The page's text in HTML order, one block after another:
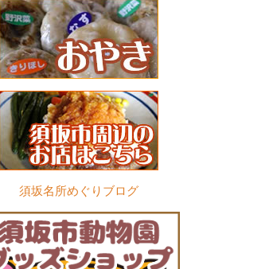
須坂名所めぐりブログ